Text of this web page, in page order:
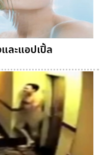
ละแอปเปิ้ล